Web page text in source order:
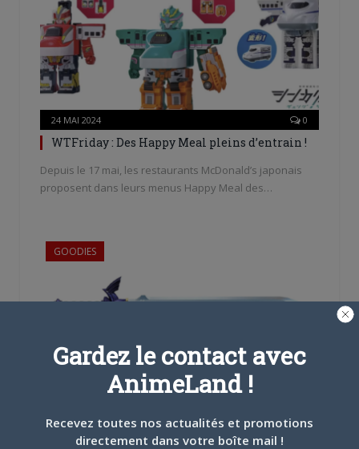
24 MAI 2024 0
WTFriday : Des Happy Meal pleins d’entrain !
Depuis le 17 mai, les restaurants McDonald’s japonais
proposent dans leurs menus Happy Meal des…
GOODIES
C’est l’item ultime à obtenir durant chaque opus de
Gardez le contact avec
AnimeLand !
Recevez toutes nos actualités et promotions
directement dans votre boîte mail !